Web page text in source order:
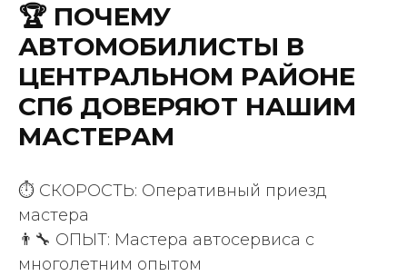
🏆 ПОЧЕМУ
АВТОМОБИЛИСТЫ В
ЦЕНТРАЛЬНОМ РАЙОНЕ
СПб ДОВЕРЯЮТ НАШИМ
МАСТЕРАМ
⏱️ СКОРОСТЬ: Оперативный приезд
мастера
👨‍🔧 ОПЫТ: Мастера автосервиса с
многолетним опытом
положительных отзывов
клиентов
200 +